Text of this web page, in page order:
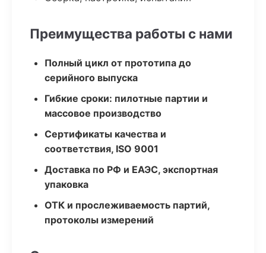
Преимущества работы с нами
Полный цикл от прототипа до
серийного выпуска
Гибкие сроки: пилотные партии и
массовое производство
Сертификаты качества и
соответствия, ISO 9001
Доставка по РФ и ЕАЭС, экспортная
упаковка
ОТК и прослеживаемость партий,
протоколы измерений